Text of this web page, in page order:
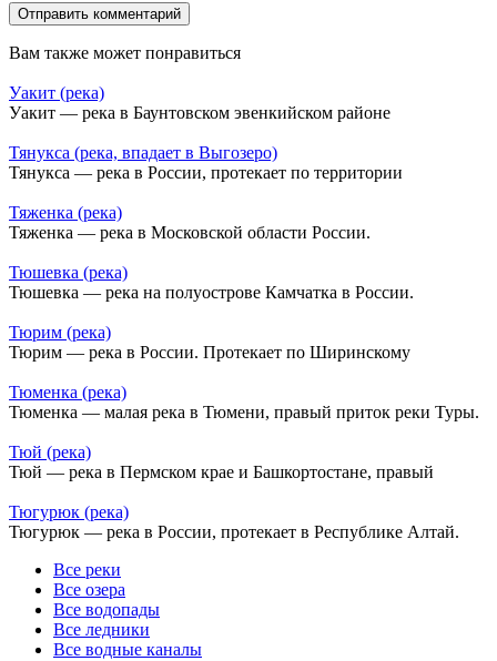
Вам также может понравиться
Уакит (река)
Уакит — река в Баунтовском эвенкийском районе
Тянукса (река, впадает в Выгозеро)
Тянукса — река в России, протекает по территории
Тяженка (река)
Тяженка — река в Московской области России.
Тюшевка (река)
Тюшевка — река на полуострове Камчатка в России.
Тюрим (река)
Тюрим — река в России. Протекает по Ширинскому
Тюменка (река)
Тюменка — малая река в Тюмени, правый приток реки Туры.
Тюй (река)
Тюй — река в Пермском крае и Башкортостане, правый
Тюгурюк (река)
Тюгурюк — река в России, протекает в Республике Алтай.
Все реки
Все озера
Все водопады
Все ледники
Все водные каналы